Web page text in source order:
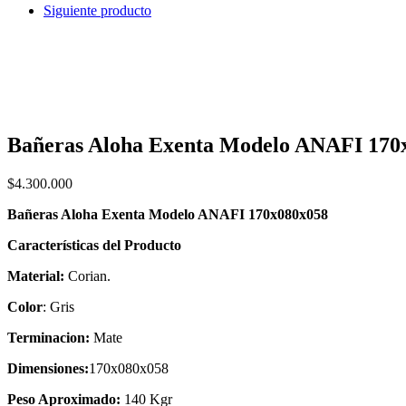
Siguiente producto
Bañeras Aloha Exenta Modelo ANAFI
$4.300.000
Bañeras Aloha Exenta Modelo ANAFI 170x080x058
Características del Producto
Material: Corian.
Color: Gris
Terminacion: Mate
Dimensiones:170x080x058
Peso Aproximado: 140 Kgr